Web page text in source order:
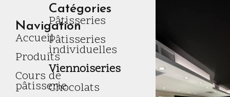
Navigation
Accueil
Produits
Cours de
pâtisserie
Catégories
Pâtisseries
Pâtisseries
individuelles
Viennoiseries
Chocolats